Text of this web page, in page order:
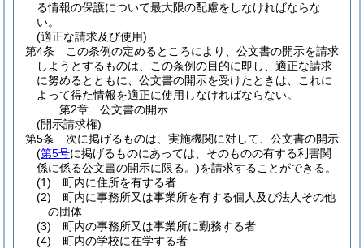
る情報の保護について最大限の配慮をしなければならな
い。
(適正な請求及び使用)
第4条
この条例の定めるところにより、公文書の開示を請求
しようとするものは、この条例の目的に即し、適正な請求
に努めるとともに、公文書の開示を受けたときは、これに
よって得た情報を適正に使用しなければならない。
第2章
公文書の開示
(開示請求権)
第5条
次に掲げるものは、実施機関に対して、公文書の開示
(第5号に掲げるものにあっては、そのものの有する利害関
係に係る公文書の開示に限る。)を請求することができる。
(1)
町内に住所を有する者
(2)
町内に事務所又は事業所を有する個人及び法人その他
の団体
(3)
町内の事務所又は事業所に勤務する者
(4)
町内の学校に在学する者